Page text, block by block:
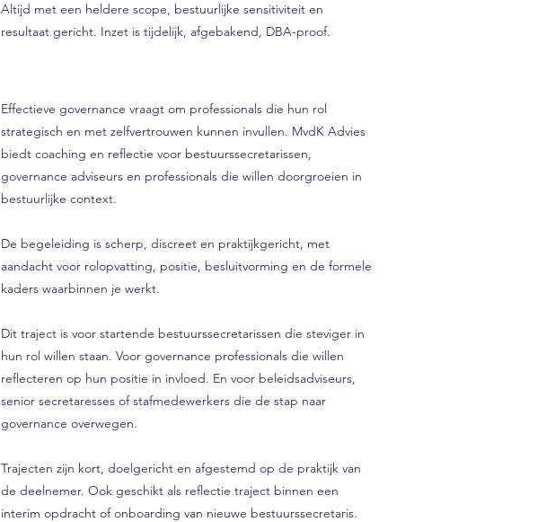
Altijd met een heldere scope, bestuurlijke sensitiviteit en
resultaat gericht. Inzet is tijdelijk, afgebakend, DBA-proof.
Effectieve governance vraagt om professionals die hun rol
strategisch en met zelfvertrouwen kunnen invullen. MvdK Advies
biedt coaching en reflectie voor bestuurssecretarissen,
governance adviseurs en professionals die willen doorgroeien in
bestuurlijke context.
De begeleiding is scherp, discreet en praktijkgericht, met
aandacht voor rolopvatting, positie, besluitvorming en de formele
kaders waarbinnen je werkt.
Dit traject is voor startende bestuurssecretarissen die steviger in
hun rol willen staan. Voor governance professionals die willen
reflecteren op hun positie in invloed. En voor beleidsadviseurs,
senior secretaresses of stafmedewerkers die de stap naar
governance overwegen.
Trajecten zijn kort, doelgericht en afgestemd op de praktijk van
de deelnemer. Ook geschikt als reflectie traject binnen een
interim opdracht of onboarding van nieuwe bestuurssecretaris.